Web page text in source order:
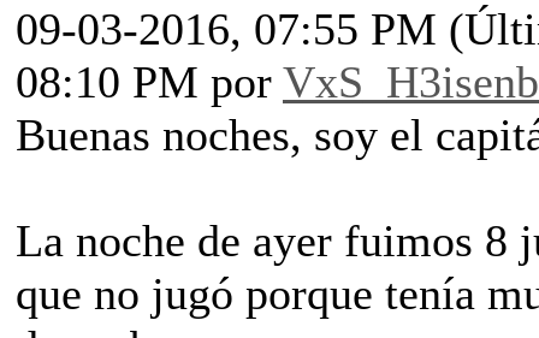
09-03-2016, 07:55 PM
08:10 PM por
Buenas noches, soy el
La noche de ayer fuimos 8
que no jugó porque tenía